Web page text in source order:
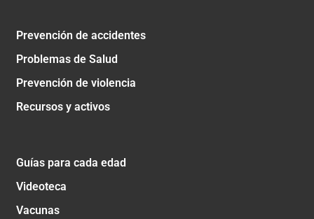
Prevención de accidentes
Problemas de Salud
Prevención de violencia
Recursos y activos
Guías para cada edad
Videoteca
Vacunas